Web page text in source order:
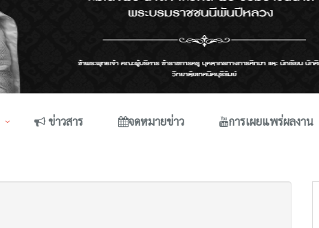
ข่าวสาร จดหมายข่าว การเผยแพร่ผลงาน